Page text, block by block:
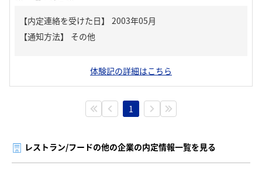
【内定連絡を受けた日】
2003年05月
【通知方法】
その他
体験記の詳細はこちら
1
レストラン/フードの他の企業の内定情報一覧を見る